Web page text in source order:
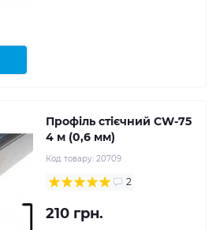
Профіль стієчний CW-75
4 м (0,6 мм)
Код товару: 20709
2
210 грн.